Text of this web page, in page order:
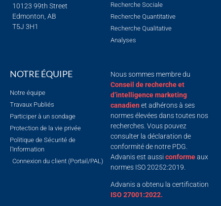
10123 99th Street
Edmonton, AB
T5J 3H1
Recherche Sociale
Recherche Quantitative
Recherche Qualitative
Analyses
NOTRE ÉQUIPE
Notre équipe
Travaux Publiés
Participer à un sondage
Protection de la vie privée
Politique de Sécurité de
l’Information
Connexion du client (Portail/PAL)
Nous sommes membre du
Conseil de recherche et
d’intelligence marketing
canadienet adhérons à ses
normes élevées dans toutes nos
recherches. Vous pouvez
consulter la déclaration de
conformité de notre PDG.
Advanis est aussi conformeaux
normes ISO 20252:2019.
Advanis a obtenu la certification
ISO 27001:2022.